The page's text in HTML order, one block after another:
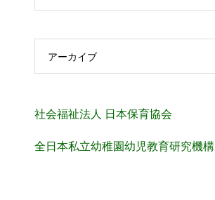
アーカイブ
社会福祉法人 日本保育協会
全日本私立幼稚園幼児教育研究機構